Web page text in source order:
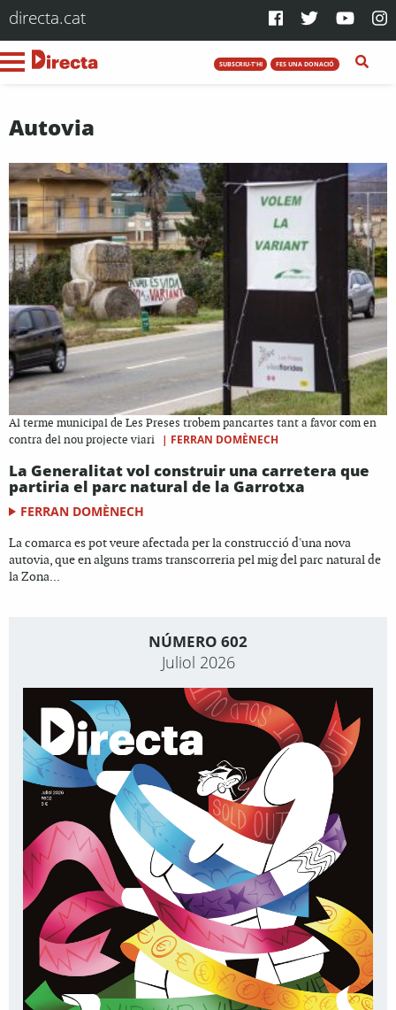
directa.cat
SUBSCRIU-T'HI FES UNA DONACIÓ
Autovia
Al terme municipal de Les Preses trobem pancartes tant a favor com en
contra del nou projecte viari
| FERRAN DOMÈNECH
La Generalitat vol construir una carretera que
partiria el parc natural de la Garrotxa
FERRAN DOMÈNECH
La comarca es pot veure afectada per la construcció d'una nova
autovia, que en alguns trams transcorreria pel mig del parc natural de
la Zona...
NÚMERO 602
Juliol 2026